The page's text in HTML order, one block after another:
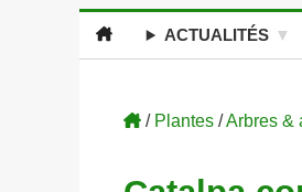
ACTUALITÉS
/ Plantes /Arbres &